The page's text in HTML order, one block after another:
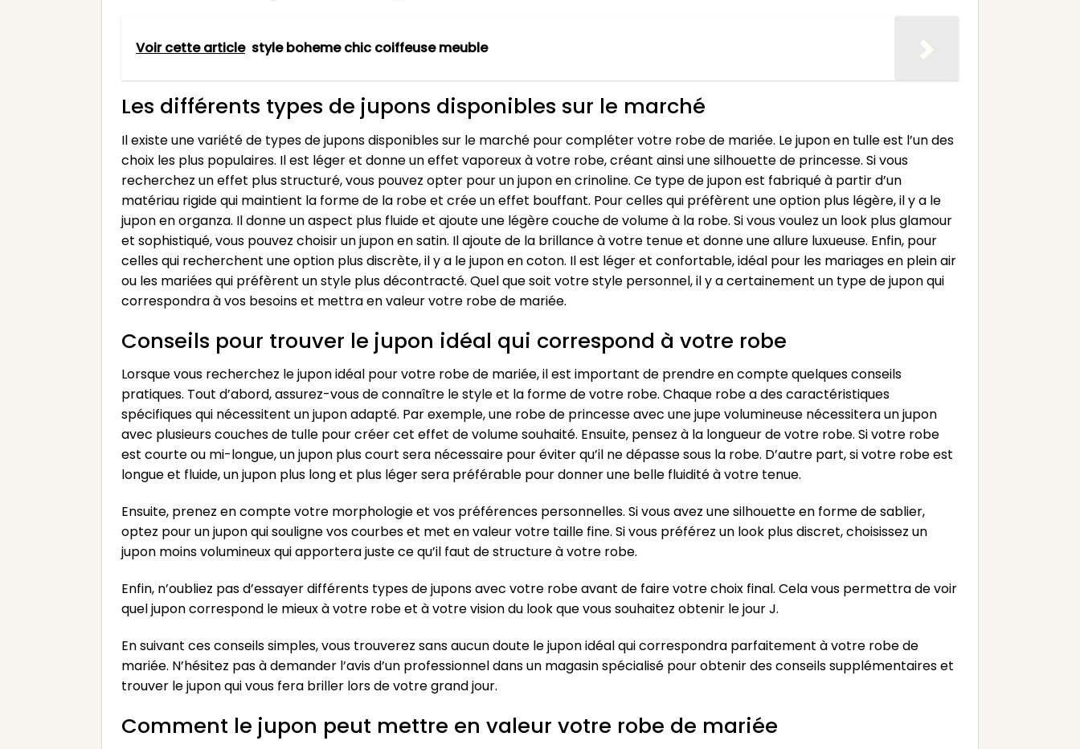
Voir cette article style boheme chic coiffeuse meuble
Les différents types de jupons disponibles sur le marché
Il existe une variété de types de jupons disponibles sur le marché pour compléter votre robe de mariée. Le jupon en tulle est l’un des
choix les plus populaires. Il est léger et donne un effet vaporeux à votre robe, créant ainsi une silhouette de princesse. Si vous
recherchez un effet plus structuré, vous pouvez opter pour un jupon en crinoline. Ce type de jupon est fabriqué à partir d’un
matériau rigide qui maintient la forme de la robe et crée un effet bouffant. Pour celles qui préfèrent une option plus légère, il y a le
jupon en organza. Il donne un aspect plus fluide et ajoute une légère couche de volume à la robe. Si vous voulez un look plus glamour
et sophistiqué, vous pouvez choisir un jupon en satin. Il ajoute de la brillance à votre tenue et donne une allure luxueuse. Enfin, pour
celles qui recherchent une option plus discrète, il y a le jupon en coton. Il est léger et confortable, idéal pour les mariages en plein air
ou les mariées qui préfèrent un style plus décontracté. Quel que soit votre style personnel, il y a certainement un type de jupon qui
correspondra à vos besoins et mettra en valeur votre robe de mariée.
Conseils pour trouver le jupon idéal qui correspond à votre robe
Lorsque vous recherchez le jupon idéal pour votre robe de mariée, il est important de prendre en compte quelques conseils
pratiques. Tout d’abord, assurez-vous de connaître le style et la forme de votre robe. Chaque robe a des caractéristiques
spécifiques qui nécessitent un jupon adapté. Par exemple, une robe de princesse avec une jupe volumineuse nécessitera un jupon
avec plusieurs couches de tulle pour créer cet effet de volume souhaité. Ensuite, pensez à la longueur de votre robe. Si votre robe
est courte ou mi-longue, un jupon plus court sera nécessaire pour éviter qu’il ne dépasse sous la robe. D’autre part, si votre robe est
longue et fluide, un jupon plus long et plus léger sera préférable pour donner une belle fluidité à votre tenue.
Ensuite, prenez en compte votre morphologie et vos préférences personnelles. Si vous avez une silhouette en forme de sablier,
optez pour un jupon qui souligne vos courbes et met en valeur votre taille fine. Si vous préférez un look plus discret, choisissez un
jupon moins volumineux qui apportera juste ce qu’il faut de structure à votre robe.
Enfin, n’oubliez pas d’essayer différents types de jupons avec votre robe avant de faire votre choix final. Cela vous permettra de voir
quel jupon correspond le mieux à votre robe et à votre vision du look que vous souhaitez obtenir le jour J.
En suivant ces conseils simples, vous trouverez sans aucun doute le jupon idéal qui correspondra parfaitement à votre robe de
mariée. N’hésitez pas à demander l’avis d’un professionnel dans un magasin spécialisé pour obtenir des conseils supplémentaires et
trouver le jupon qui vous fera briller lors de votre grand jour.
Comment le jupon peut mettre en valeur votre robe de mariée